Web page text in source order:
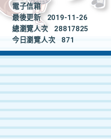
電子信箱
最後更新
2019-11-26
總瀏覽人次
28817825
今日瀏覽人次
871